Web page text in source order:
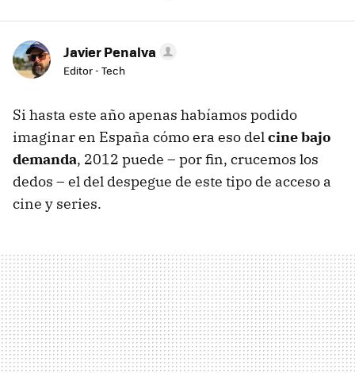
Javier Penalva
Editor - Tech
Si hasta este año apenas habíamos podido
imaginar en España cómo era eso delcine bajo
demanda, 2012 puede – por fin, crucemos los
dedos – el del despegue de este tipo de acceso a
cine y series.